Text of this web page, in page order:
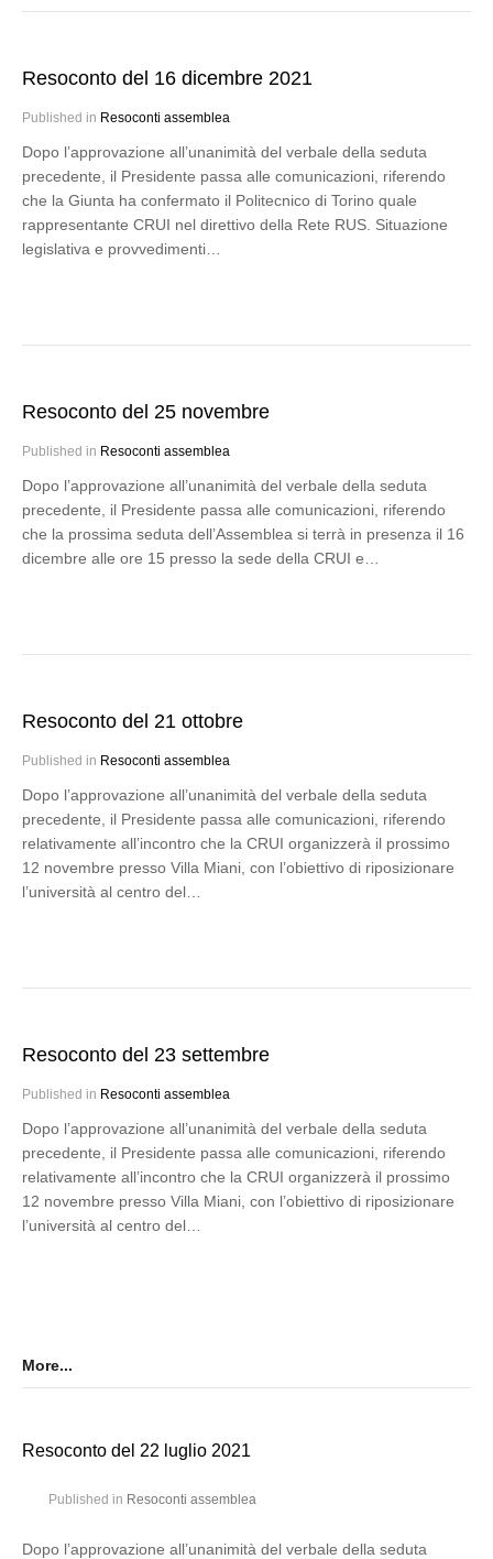
Resoconto del 16 dicembre 2021
Published in Resoconti assemblea
Dopo l’approvazione all’unanimità del verbale della seduta
precedente, il Presidente passa alle comunicazioni, riferendo
che la Giunta ha confermato il Politecnico di Torino quale
rappresentante CRUI nel direttivo della Rete RUS. Situazione
legislativa e provvedimenti…
Resoconto del 25 novembre
Published in Resoconti assemblea
Dopo l’approvazione all’unanimità del verbale della seduta
precedente, il Presidente passa alle comunicazioni, riferendo
che la prossima seduta dell’Assemblea si terrà in presenza il 16
dicembre alle ore 15 presso la sede della CRUI e…
Resoconto del 21 ottobre
Published in Resoconti assemblea
Dopo l’approvazione all’unanimità del verbale della seduta
precedente, il Presidente passa alle comunicazioni, riferendo
relativamente all’incontro che la CRUI organizzerà il prossimo
12 novembre presso Villa Miani, con l’obiettivo di riposizionare
l’università al centro del…
Resoconto del 23 settembre
Published in Resoconti assemblea
Dopo l’approvazione all’unanimità del verbale della seduta
precedente, il Presidente passa alle comunicazioni, riferendo
relativamente all’incontro che la CRUI organizzerà il prossimo
12 novembre presso Villa Miani, con l’obiettivo di riposizionare
l’università al centro del…
More...
Resoconto del 22 luglio 2021
Published in Resoconti assemblea
Dopo l’approvazione all’unanimità del verbale della seduta